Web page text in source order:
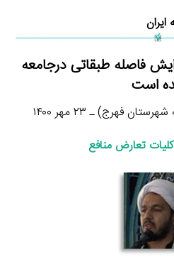
ایران
فاصله طبقاتی درجامعه
است
فهرج) ـ ۲۳ مهر ۱۴۰۰
کلیات تعارض منافع